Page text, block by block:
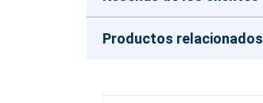
Productos relacionados